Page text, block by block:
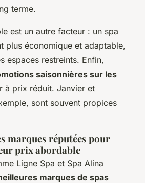
terme.
est un autre facteur : un spa
plus économique et adaptable,
espaces restreints. Enfin,
saisonnières sur les
à prix réduit. Janvier et
sont souvent propices
marques réputées pour
prix abordable
Ligne Spa et Spa Alina
marques de spas